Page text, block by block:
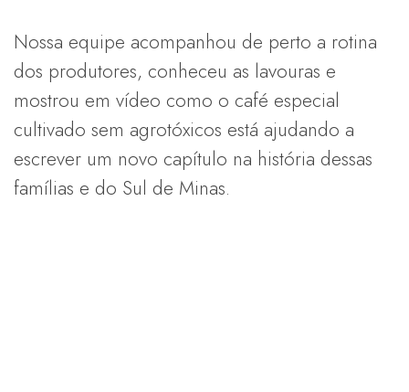
Nossa equipe acompanhou de perto a rotina
dos produtores, conheceu as lavouras e
mostrou em vídeo como o café especial
cultivado sem agrotóxicos está ajudando a
escrever um novo capítulo na história dessas
famílias e do Sul de Minas.